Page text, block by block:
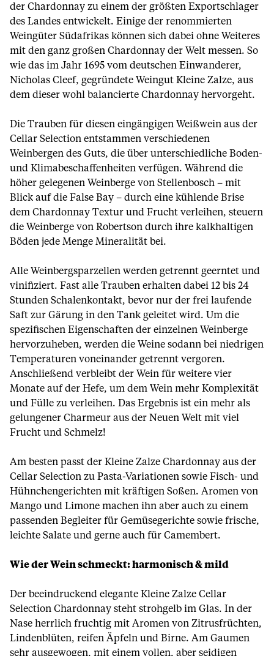
der Chardonnay zu einem der größten Exportschlager
des Landes entwickelt. Einige der renommierten
Weingüter Südafrikas können sich dabei ohne Weiteres
mit den ganz großen Chardonnay der Welt messen. So
wie das im Jahr 1695 vom deutschen Einwanderer,
Nicholas Cleef, gegründete Weingut Kleine Zalze, aus
dem dieser wohl balancierte Chardonnay hervorgeht.
Die Trauben für diesen eingängigen Weißwein aus der
Cellar Selection entstammen verschiedenen
Weinbergen des Guts, die über unterschiedliche Boden-
und Klimabeschaffenheiten verfügen. Während die
höher gelegenen Weinberge von Stellenbosch – mit
Blick auf die False Bay – durch eine kühlende Brise
dem Chardonnay Textur und Frucht verleihen, steuern
die Weinberge von Robertson durch ihre kalkhaltigen
Böden jede Menge Mineralität bei.
Alle Weinbergsparzellen werden getrennt geerntet und
vinifiziert. Fast alle Trauben erhalten dabei 12 bis 24
Stunden Schalenkontakt, bevor nur der frei laufende
Saft zur Gärung in den Tank geleitet wird. Um die
spezifischen Eigenschaften der einzelnen Weinberge
hervorzuheben, werden die Weine sodann bei niedrigen
Temperaturen voneinander getrennt vergoren.
Anschließend verbleibt der Wein für weitere vier
Monate auf der Hefe, um dem Wein mehr Komplexität
und Fülle zu verleihen. Das Ergebnis ist ein mehr als
gelungener Charmeur aus der Neuen Welt mit viel
Frucht und Schmelz!
Am besten passt der Kleine Zalze Chardonnay aus der
Cellar Selection zu Pasta-Variationen sowie Fisch- und
Hühnchengerichten mit kräftigen Soßen. Aromen von
Mango und Limone machen ihn aber auch zu einem
passenden Begleiter für Gemüsegerichte sowie frische,
leichte Salate und gerne auch für Camembert.
Wie der Wein schmeckt: harmonisch & mild
Der beeindruckend elegante Kleine Zalze Cellar
Selection Chardonnay steht strohgelb im Glas. In der
Nase herrlich fruchtig mit Aromen von Zitrusfrüchten,
Lindenblüten, reifen Äpfeln und Birne. Am Gaumen
sehr ausgewogen, mit einem vollen, aber seidigen